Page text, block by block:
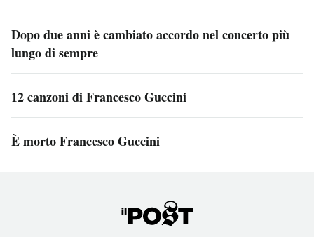
Dopo due anni è cambiato accordo nel concerto più
lungo di sempre
12 canzoni di Francesco Guccini
È morto Francesco Guccini